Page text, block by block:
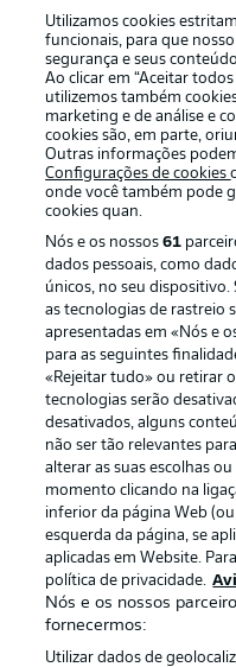
Escolha seu idioma
Português
Football
Oferecido por
Utilizamos cookies
funcionais, para que
segurança e seus
Ao clicar em “Aceitar
utilizemos também
marketing e de análise e
cookies são, em parte,
Outras informações
Configurações de cookies
onde você também pode
cookies quan.
Nós e os nossos61
dados pessoais, como
únicos, no seu dispositivo.
as tecnologias de rastreio
apresentadas em «Nós e
para as seguintes
«Rejeitar tudo» ou retirar
tecnologias serão
desativados, alguns
não ser tão relevantes
alterar as suas escolhas
momento clicando na
inferior da página Web
esquerda da página, se
aplicadas em Website.
política de privacidade.
Nós e os nossos
fornecermos:
Utilizar dados de